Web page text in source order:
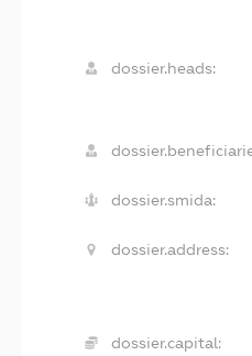
dossier.heads:
dossier.smida:
dossier.address:
dossier.capital: